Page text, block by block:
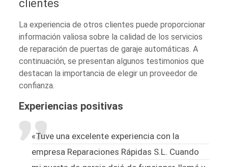
clientes
La experiencia de otros clientes puede proporcionar
información valiosa sobre la calidad de los servicios
de reparación de puertas de garaje automáticas. A
continuación, se presentan algunos testimonios que
destacan la importancia de elegir un proveedor de
confianza.
Experiencias positivas
«Tuve una excelente experiencia con la
empresa Reparaciones Rápidas S.L. Cuando